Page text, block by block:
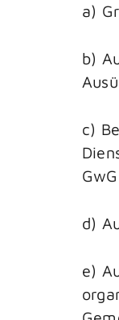
a)
b)
c)
d)
e)